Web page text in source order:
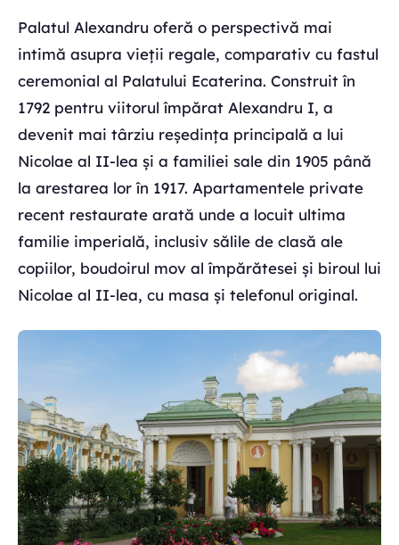
Palatul Alexandru oferă o perspectivă mai
intimă asupra vieții regale, comparativ cu fastul
ceremonial al Palatului Ecaterina. Construit în
1792 pentru viitorul împărat Alexandru I, a
devenit mai târziu reședința principală a lui
Nicolae al II-lea și a familiei sale din 1905 până
la arestarea lor în 1917. Apartamentele private
recent restaurate arată unde a locuit ultima
familie imperială, inclusiv sălile de clasă ale
copiilor, boudoirul mov al împărătesei și biroul lui
Nicolae al II-lea, cu masa și telefonul original.